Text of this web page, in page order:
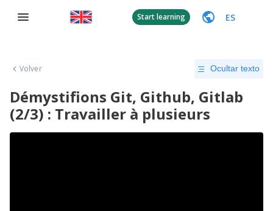
Start learning ES
Volver Ocultar texto
Démystifions Git, Github, Gitlab
(2/3) : Travailler à plusieurs